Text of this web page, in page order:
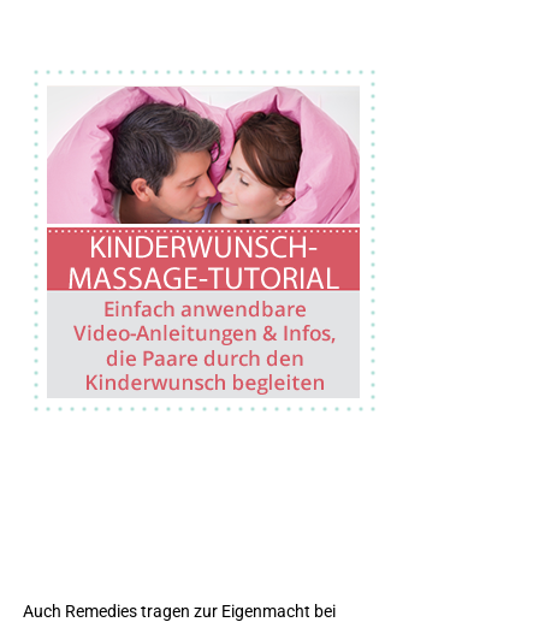
Auch Remedies tragen zur Eigenmacht bei